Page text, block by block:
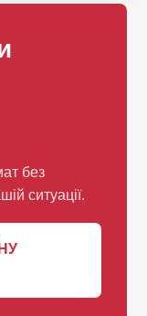
без
ситуації.